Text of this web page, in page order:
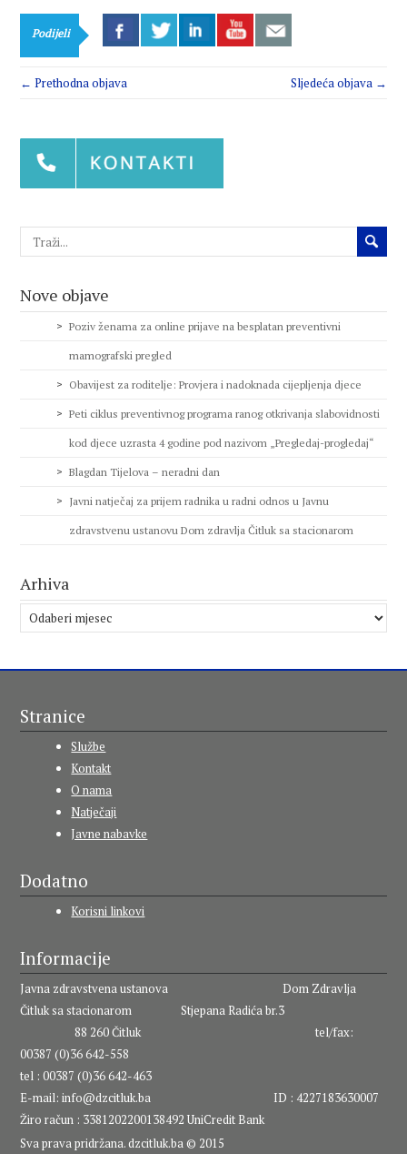
Podijeli
← Prethodna objava Sljedeća objava →
Nove objave
Poziv ženama za online prijave na besplatan preventivni
mamografski pregled
Obavijest za roditelje: Provjera i nadoknada cijepljenja djece
Peti ciklus preventivnog programa ranog otkrivanja slabovidnosti
kod djece uzrasta 4 godine pod nazivom „Pregledaj-progledaj“
Blagdan Tijelova – neradni dan
Javni natječaj za prijem radnika u radni odnos u Javnu
zdravstvenu ustanovu Dom zdravlja Čitluk sa stacionarom
Arhiva
Arhiva
Stranice
Službe
Kontakt
O nama
Natječaji
Javne nabavke
Dodatno
Korisni linkovi
Informacije
Javna zdravstvena ustanova Dom Zdravlja
Čitluk sa stacionarom Stjepana Radića br.3
88 260 Čitluk tel/fax:
00387 (0)36 642-558
tel : 00387 (0)36 642-463
E-mail:info@dzcitluk.ba ID : 4227183630007
Žiro račun : 3381202200138492 UniCredit Bank
Sva prava pridržana. dzcitluk.ba © 2015